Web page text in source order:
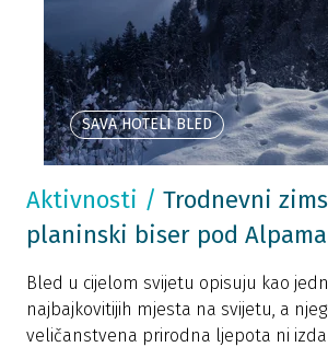
SAVA HOTELI BLED
Aktivnosti / Trodnevni
planinski biser pod Alpama
Bled u cijelom svijetu opisuju kao
najbajkovitijih mjesta na svijetu, a
veličanstvena prirodna ljepota ni